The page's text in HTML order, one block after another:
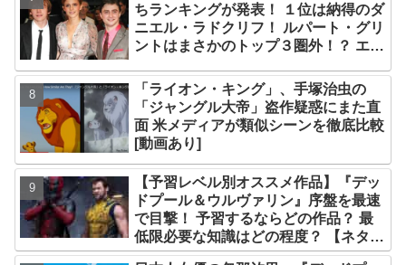
ちランキングが発表！ １位は納得のダ
ニエル・ラドクリフ！ ルパート・グリ
ントはまさかのトップ３圏外！？ エ
２位に輝いたのは・・？
「ライオン・キング」、手塚治虫の
「ジャングル大帝」盗作疑惑にまた直
面 米メディアが類似シーンを徹底比較
[動画あり]
【予習レベル別オススメ作品】『デッ
ドプール＆ウルヴァリン』序盤を最速
で目撃！ 予習するならどの作品？ 最
低限必要な知識はどの程度？ 【ネタバ
レなし解説】